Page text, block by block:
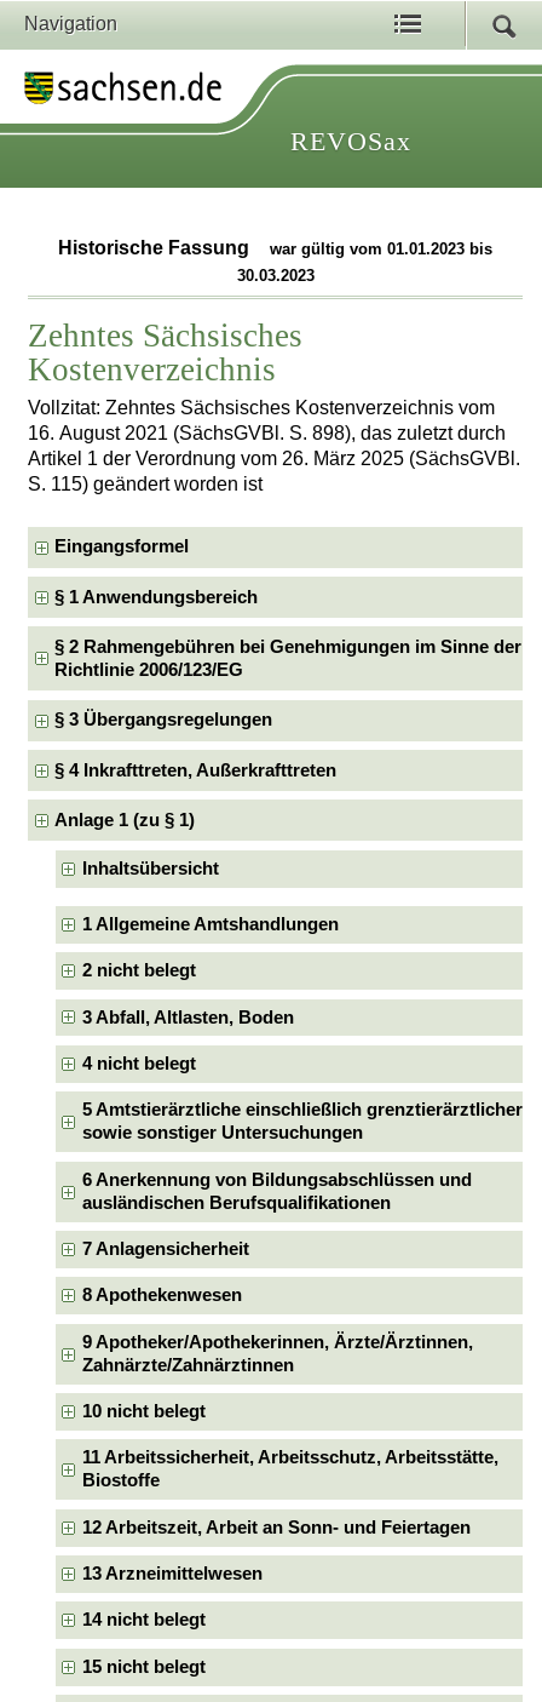
Navigation
REVOSax
Historische Fassung
war gültig vom 01.01.2023 bis
30.03.2023
Zehntes Sächsisches
Kostenverzeichnis
Vollzitat: Zehntes Sächsisches Kostenverzeichnis vom
16. August 2021 (SächsGVBl. S. 898), das zuletzt durch
Artikel 1 der Verordnung vom 26. März 2025 (SächsGVBl.
S. 115) geändert worden ist
Eingangsformel
§ 1 Anwendungsbereich
§ 2 Rahmengebühren bei Genehmigungen im Sinne der
Richtlinie 2006/123/EG
§ 3 Übergangsregelungen
§ 4 Inkrafttreten, Außerkrafttreten
Anlage 1 (zu § 1)
Inhaltsübersicht
1 Allgemeine Amtshandlungen
2 nicht belegt
3 Abfall, Altlasten, Boden
4 nicht belegt
5 Amtstierärztliche einschließlich grenztierärztlicher
sowie sonstiger Untersuchungen
6 Anerkennung von Bildungsabschlüssen und
ausländischen Berufsqualifikationen
7 Anlagensicherheit
8 Apothekenwesen
9 Apotheker/Apothekerinnen, Ärzte/Ärztinnen,
Zahnärzte/Zahnärztinnen
10 nicht belegt
11 Arbeitssicherheit, Arbeitsschutz, Arbeitsstätte,
Biostoffe
12 Arbeitszeit, Arbeit an Sonn- und Feiertagen
13 Arzneimittelwesen
14 nicht belegt
15 nicht belegt